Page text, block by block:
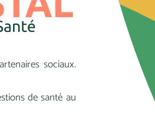
sociaux.
de santé au